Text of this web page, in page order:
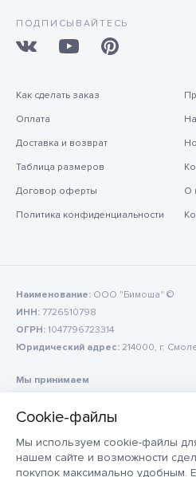
Мы используем cookie-файлы
нашем сайте и возможности
покупок максимально удобным.
ПОДПИСЫВАЙТЕСЬ
Как сделать заказ
Оплата
Доставка и возврат
Таблица размеров
Договор оферты
Политика конфиденциальности
О
Наименование: ООО "Бимоша" ©
ИНН: 7726510798
ОГРН: 1047796723314
Юридический адрес: 214000, г.
Мы принимаем